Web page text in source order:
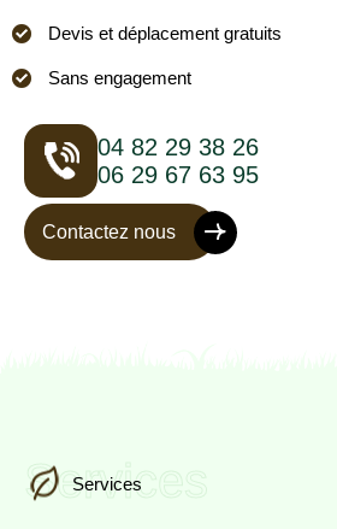
Devis et déplacement gratuits
Sans engagement
04 82 29 38 26
06 29 67 63 95
Contactez nous
Services
Services